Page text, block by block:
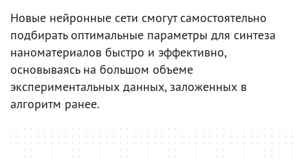
Новые нейронные сети смогут самостоятельно
подбирать оптимальные параметры для синтеза
наноматериалов быстро и эффективно,
основываясь на большом объеме
экспериментальных данных, заложенных в
алгоритм ранее.